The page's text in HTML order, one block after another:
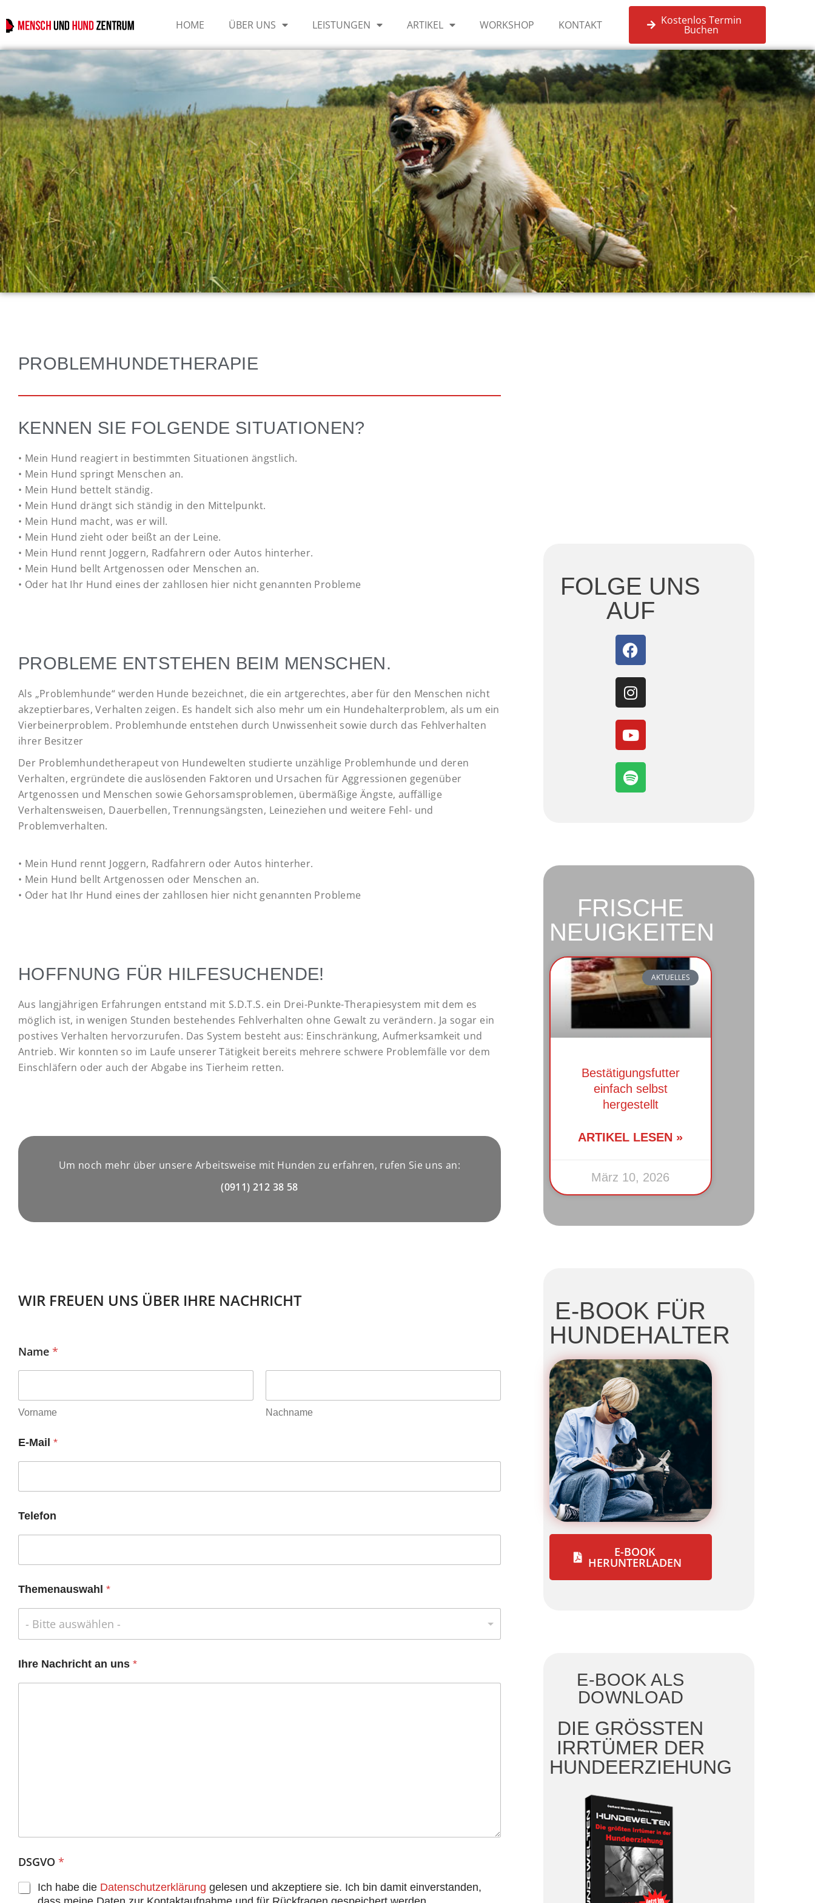
HOME ÜBER UNS LEISTUNGEN ARTIKEL WORKSHOP KONTAKT Kostenlos Termin
Buchen
PROBLEMHUNDETHERAPIE
KENNEN SIE FOLGENDE SITUATIONEN?
• Mein Hund reagiert in bestimmten Situationen ängstlich.
• Mein Hund springt Menschen an.
• Mein Hund bettelt ständig.
• Mein Hund drängt sich ständig in den Mittelpunkt.
• Mein Hund macht, was er will.
• Mein Hund zieht oder beißt an der Leine.
• Mein Hund rennt Joggern, Radfahrern oder Autos hinterher.
• Mein Hund bellt Artgenossen oder Menschen an.
• Oder hat Ihr Hund eines der zahllosen hier nicht genannten Probleme
PROBLEME ENTSTEHEN BEIM MENSCHEN.
Als „Problemhunde“ werden Hunde bezeichnet, die ein artgerechtes, aber für den Menschen nicht
akzeptierbares, Verhalten zeigen. Es handelt sich also mehr um ein Hundehalterproblem, als um ein
Vierbeinerproblem. Problemhunde entstehen durch Unwissenheit sowie durch das Fehlverhalten
ihrer Besitzer
Der Problemhundetherapeut von Hundewelten studierte unzählige Problemhunde und deren
Verhalten, ergründete die auslösenden Faktoren und Ursachen für Aggressionen gegenüber
Artgenossen und Menschen sowie Gehorsamsproblemen, übermäßige Ängste, auffällige
Verhaltensweisen, Dauerbellen, Trennungsängsten, Leineziehen und weitere Fehl- und
Problemverhalten.
• Mein Hund rennt Joggern, Radfahrern oder Autos hinterher.
• Mein Hund bellt Artgenossen oder Menschen an.
• Oder hat Ihr Hund eines der zahllosen hier nicht genannten Probleme
HOFFNUNG FÜR HILFESUCHENDE!
Aus langjährigen Erfahrungen entstand mit S.D.T.S. ein Drei-Punkte-Therapiesystem mit dem es
möglich ist, in wenigen Stunden bestehendes Fehlverhalten ohne Gewalt zu verändern. Ja sogar ein
postives Verhalten hervorzurufen. Das System besteht aus: Einschränkung, Aufmerksamkeit und
Antrieb. Wir konnten so im Laufe unserer Tätigkeit bereits mehrere schwere Problemfälle vor dem
Einschläfern oder auch der Abgabe ins Tierheim retten.
Um noch mehr über unsere Arbeitsweise mit Hunden zu erfahren, rufen Sie uns an:
(0911) 212 38 58
WIR FREUEN UNS ÜBER IHRE NACHRICHT
Name *
Vorname Nachname
E-Mail *
Telefon
Themenauswahl *
- Bitte auswählen -
Ihre Nachricht an uns *
DSGVO *
Ich habe die Datenschutzerklärung gelesen und akzeptiere sie. Ich bin damit einverstanden,
FOLGE UNS
AUF
FRISCHE
NEUIGKEITEN
AKTUELLES
Bestätigungsfutter
einfach selbst
hergestellt
ARTIKEL LESEN »
März 10, 2026
E-BOOK FÜR
HUNDEHALTER
E-BOOK
HERUNTERLADEN
E-BOOK ALS
DOWNLOAD
DIE GRÖSSTEN I
RRTÜMER DER H
UNDEERZIEHUNG